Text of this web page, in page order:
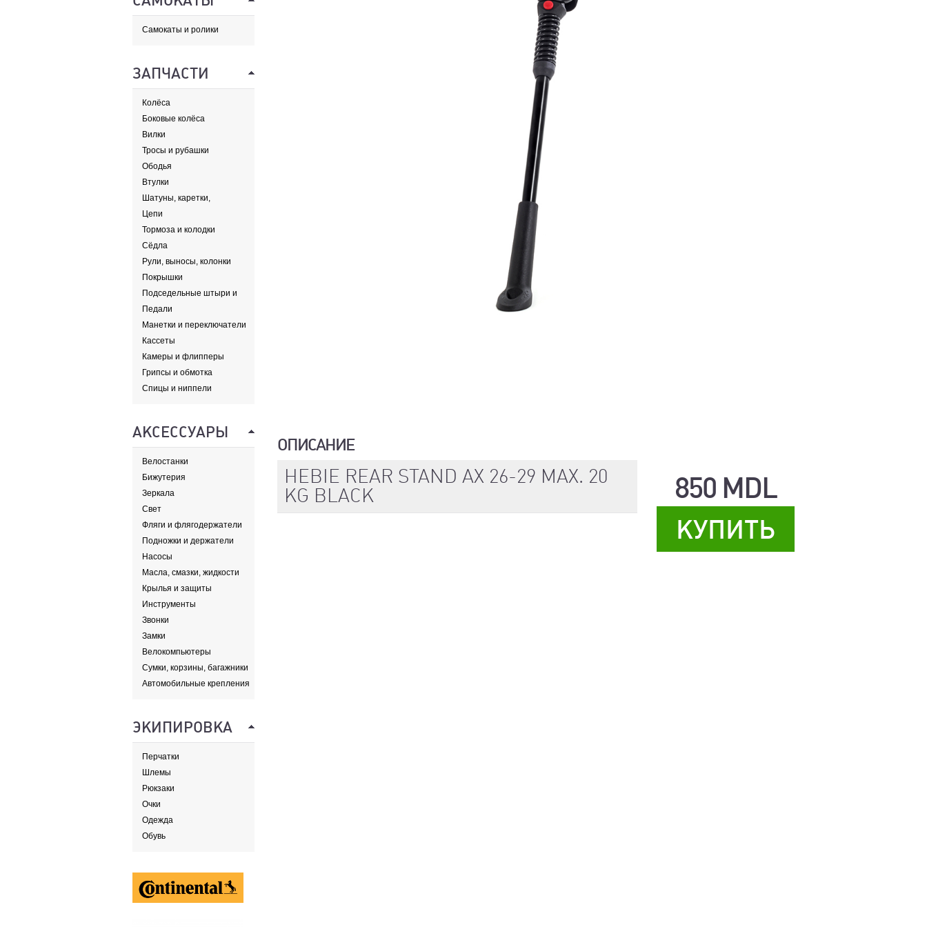
Самокаты и ролики
ЗАПЧАСТИ
Колёса
Боковые колёса
Вилки
Тросы и рубашки
Ободья
Втулки
Шатуны, каретки,
передние звезды
Цепи
Тормоза и колодки
Сёдла
Рули, выносы, колонки
Покрышки
Подседельные штыри и
хомуты
Педали
Манетки и переключатели
Кассеты
Камеры и флипперы
Грипсы и обмотка
Спицы и ниппели
АКСЕССУАРЫ
Велостанки
Бижутерия
Зеркала
Свет
Фляги и флягодержатели
Подножки и держатели
Насосы
Масла, смазки, жидкости
Крылья и защиты
Инструменты
Звонки
Замки
Велокомпьютеры
Сумки, корзины, багажники
и адаптеры
Автомобильные крепления
ЭКИПИРОВКА
Перчатки
Шлемы
Рюкзаки
Очки
Одежда
Обувь
ОПИСАНИЕ
HEBIE REAR STAND AX 26-29 MAX. 20
KG BLACK
850 MDL
КУПИТЬ